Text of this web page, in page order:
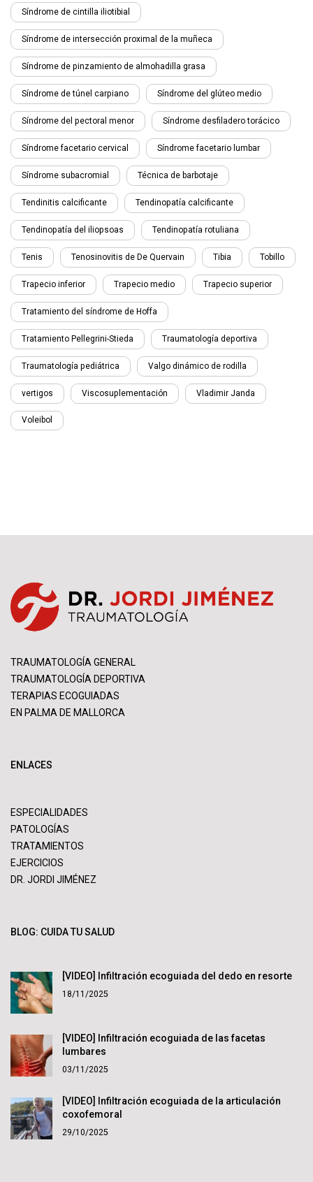
Síndrome de cintilla iliotibial
Síndrome de intersección proximal de la muñeca
Síndrome de pinzamiento de almohadilla grasa
Síndrome de túnel carpiano Síndrome del glúteo medio
Síndrome del pectoral menor Síndrome desfiladero torácico
Síndrome facetario cervical Síndrome facetario lumbar
Síndrome subacromial Técnica de barbotaje
Tendinitis calcificante Tendinopatía calcificante
Tendinopatía del iliopsoas Tendinopatía rotuliana
Tenis Tenosinovitis de De Quervain Tibia Tobillo
Trapecio inferior Trapecio medio Trapecio superior
Tratamiento del síndrome de Hoffa
Tratamiento Pellegrini-Stieda Traumatología deportiva
Traumatología pediátrica Valgo dinámico de rodilla
vertigos Viscosuplementación Vladimir Janda
Voleibol
TRAUMATOLOGÍA GENERAL
TRAUMATOLOGÍA DEPORTIVA
TERAPIAS ECOGUIADAS
EN PALMA DE MALLORCA
ENLACES
ESPECIALIDADES
PATOLOGÍAS
TRATAMIENTOS
EJERCICIOS
DR. JORDI JIMÉNEZ
BLOG: CUIDA TU SALUD
[VIDEO] Infiltración ecoguiada del dedo en resorte
18/11/2025
[VIDEO] Infiltración ecoguiada de las facetas
lumbares
03/11/2025
[VIDEO] Infiltración ecoguiada de la articulación
coxofemoral
29/10/2025